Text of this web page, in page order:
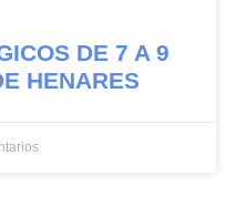
DE 7 A 9
HENARES